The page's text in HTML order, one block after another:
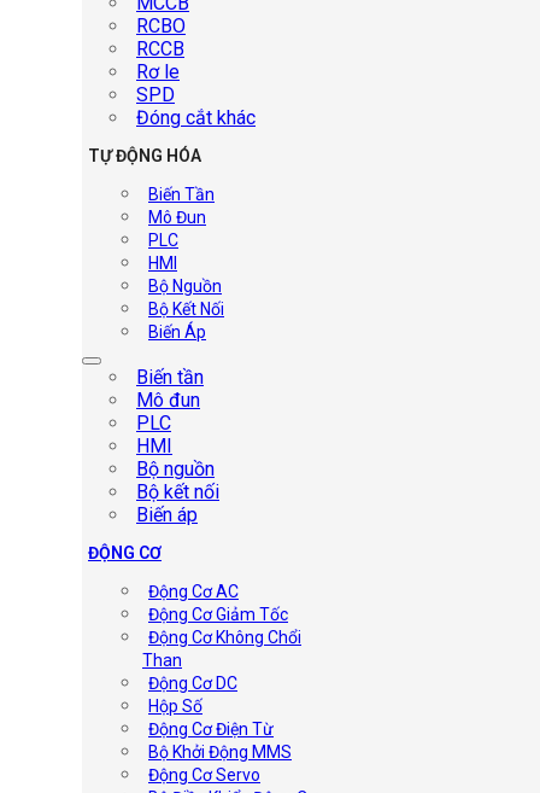
RCBO
RCCB
Rơ le
SPD
Đóng cắt khác
TỰ ĐỘNG HÓA
Biến Tần
Mô Đun
PLC
HMI
Bộ Nguồn
Bộ Kết Nối
Biến Áp
Biến tần
Mô đun
PLC
HMI
Bộ nguồn
Bộ kết nối
Biến áp
ĐỘNG CƠ
Động Cơ AC
Động Cơ Giảm Tốc
Động Cơ Không Chổi
Than
Động Cơ DC
Hộp Số
Động Cơ Điện Từ
Bộ Khởi Động MMS
Động Cơ Servo